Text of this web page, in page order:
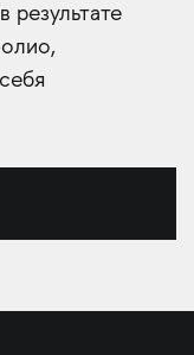
результате